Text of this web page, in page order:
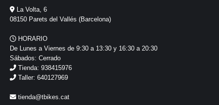
La Volta, 6
08150 Parets del Vallés (Barcelona)
HORARIO
De Lunes a Viernes de 9:30 a 13:30 y 16:30 a 20:30
Sábados: Cerrado
Tienda: 938415976
Taller: 640127969
tienda@tbikes.cat